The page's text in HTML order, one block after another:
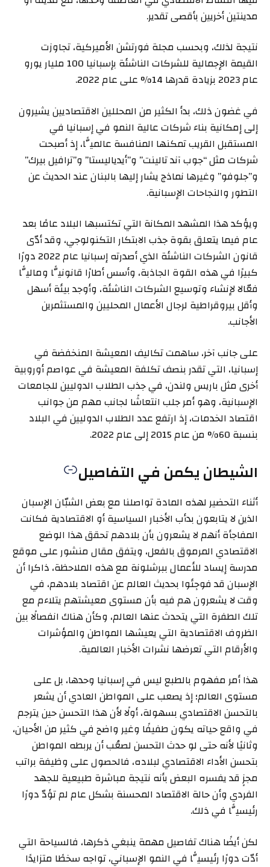
مدينتين أخريين بأقصى تقدير.
نتيجة لذلك، وبحسب مجلة فورتشن الأميركية، تجاوزت
القيمة الإجمالية للشركات الناشئة بإسبانيا 100 مليار يورو
عام 2023 بزيادة قدرها 14% على عام 2022.
في غضون ذلك، بدأ الكثير من المحللين الاقتصاديين يشيرون
إلى إمكانية بناء شركات عالية النمو في إسبانيا في
المستقبل القريب تمكنها المنافسة عالميًّا، إذ أصبحت
شركات مثل “جوب آند تالينت” و”أيدياليستا” و”ترافيل بيرك”
و”جلوفو” وغيرها نماذج يشار إليها بالبنان عند الحديث عن
التطور والنجاحات الإسبانية.
ويؤكد هذا المشهد المكانة التي تكتسبها البلاد عامًا بعد
عام فيما يتعلق بقوة جذب الابتكار التكنولوجي، وقد أدّى
قانون الشركات الناشئة الذي أصدرته إسبانيا عام 2022 دورًا
كبيرًا في هذه القوة الجاذبة، وأسس أطارًا قانونيًّا وماليًّا
فعّالا لإنشاء وتوسيع الشركات الناشئة، وأوجد بيئة أسهل
وأقل بيروقراطية لرجال الأعمال المحليين والمستثمرين
الأجانب.
على جانب آخر، ساهمت تكاليف المعيشة المنخفضة في
إسبانيا، التي تقدر بنصف تكلفة المعيشة في عواصم أوروبية
أخرى مثل باريس ولندن، في جذب الطلاب الدوليين للجامعات
الإسبانية، وهو أمر جلب انتعاشًا لجانب مهم من جوانب
اقتصاد الخدمات، إذ ارتفع عدد الطلاب الدوليين في البلاد
بنسبة 60% من عام 2015 إلى عام 2022.
الشيطان يكمن في التفاصيل
أثناء التحضير لهذه المادة تواصلنا مع بعض الشبّان الإسبان
الذين لا يتابعون بدأب الأخبار السياسية أو الاقتصادية فكانت
المفاجأة أنهم لا يشعرون بأن بلادهم تحقق هذا الوضع
الاقتصادي المرموق بالفعل، ويتفق مقال منشور على موقع
مدرسة إيساد للأعمال ببرشلونة مع هذه الملاحظة، ذاكرا أن
الإسبان قد فوجِئوا بحديث العالم عن اقتصاد بلادهم، في
وقت لا يشعرون هم فيه بأن مستوى معيشتهم يتلاءم مع
تلك الطفرة التي يتحدث عنها العالم، وكأن هناك انفصالًا بين
الظروف الاقتصادية التي يعيشها المواطن والمؤشرات
والأرقام التي تعرضها نشرات الأخبار العالمية.
هذا أمر مفهوم بالطبع ليس في إسبانيا وحدها، بل على
مستوى العالم؛ إذ يصعب على المواطن العادي أن يشعر
بالتحسن الاقتصادي بسهولة، أولًا لأن هذا التحسن حين يترجم
في واقع حياته يكون طفيفًا وغير واضح في كثير من الأحيان،
وثانيًا لأنه حتى لو حدث التحسن لصعُب أن يربطه المواطن
بتحسن الأداء الاقتصادي لبلاده، فالحصول على وظيفة براتب
مجزٍ قد يفسره البعض بأنه نتيجة مباشرة طبيعية للجهد
الفردي وأن حالة الاقتصاد المحسنة بشكل عام لم تؤدّ دورًا
رئيسيًّا في ذلك.
لكن أيضًا هناك تفاصيل مهمة ينبغي ذكرها، فالسياحة التي
أدّت دورًا رئيسيًّا في النمو الإسباني، تواجه سخطًا متزايدًا